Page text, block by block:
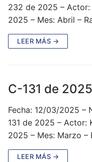
232 de 2025 –
2025 – Mes: Abril –
LEER MÁS →
C-131 de 2025
Fecha: 12/03/2025 –
131 de 2025 – Actor:
2025 – Mes: Marzo
LEER MÁS →